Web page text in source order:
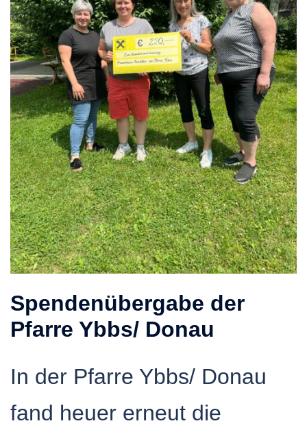
Spendenübergabe der
Pfarre Ybbs/ Donau
In der Pfarre Ybbs/ Donau
fand heuer erneut die